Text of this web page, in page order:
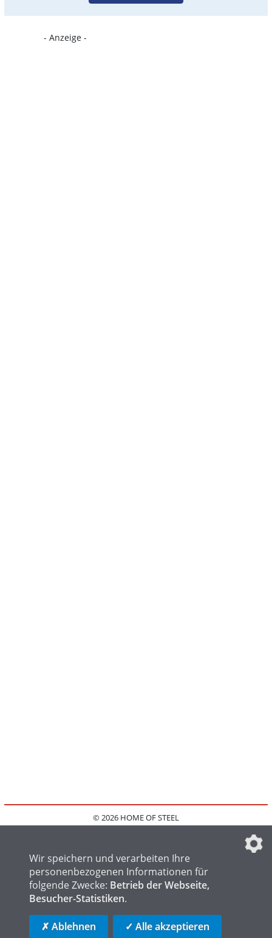
- Anzeige -
© 2026 HOME OF STEEL
IMPRESSUM
FAQ
DATENSCHUTZEINSTELLUNGEN
HOME OF WELDING
HOME OF LOGISTICS
Wir speichern und verarbeiten Ihre
personenbezogenen Informationen für
folgende Zwecke: Betrieb der Webseite,
Besucher-Statistiken.
✗ Ablehnen ✓ Alle akzeptieren